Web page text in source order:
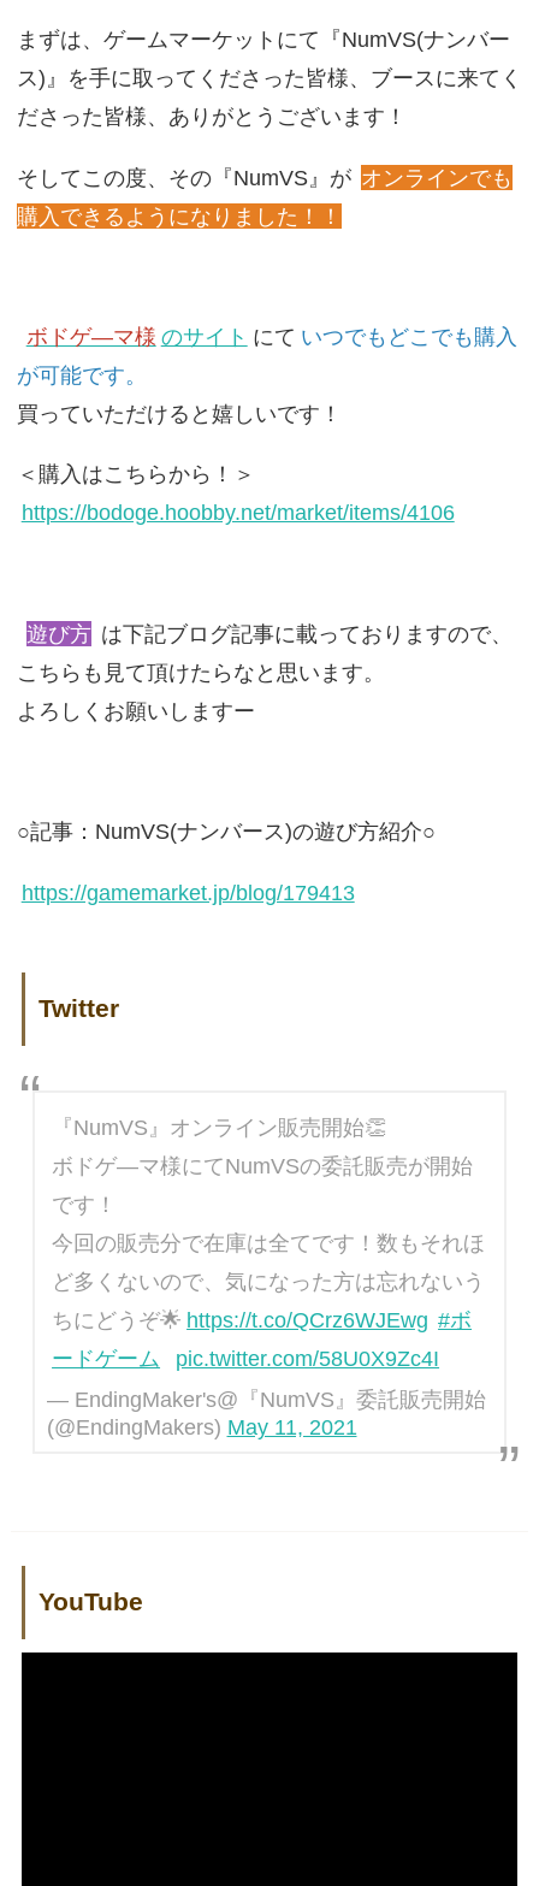
まずは、ゲームマーケットにて『NumVS(ナンバー
ス)』を手に取ってくださった皆様、ブースに来てく
ださった皆様、ありがとうございます！
そしてこの度、その『NumVS』が オンラインでも
購入できるようになりました！！
ボドゲ―マ様 のサイト にて いつでもどこでも購入
が可能です。
買っていただけると嬉しいです！
＜購入はこちらから！＞
https://bodoge.hoobby.net/market/items/4106
遊び方 は下記ブログ記事に載っておりますので、
こちらも見て頂けたらなと思います。
よろしくお願いしますー
○記事：NumVS(ナンバース)の遊び方紹介○
https://gamemarket.jp/blog/179413
Twitter
『NumVS』オンライン販売開始👏
ボドゲ―マ様にてNumVSの委託販売が開始
です！
今回の販売分で在庫は全てです！数もそれほ
ど多くないので、気になった方は忘れないう
ちにどうぞ🌟 https://t.co/QCrz6WJEwg #ボ
ードゲーム
pic.twitter.com/58U0X9Zc4I
— EndingMaker's@『NumVS』委託販売開始
(@EndingMakers) May 11, 2021
YouTube